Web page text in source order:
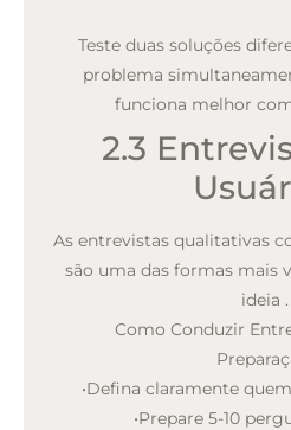
Teste duas soluções
problema
funciona melhor
2.3
As entrevistas qualitativas
são uma das formas mais
ideia .
Como Conduzir
•Defina claramente
•Prepare 5-10